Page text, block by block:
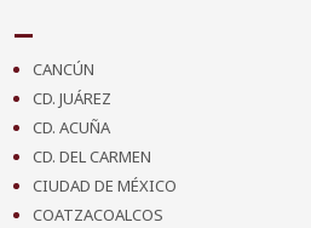
CANCÚN
CD. JUÁREZ
CD. ACUÑA
CD. DEL CARMEN
CIUDAD DE MÉXICO
COATZACOALCOS